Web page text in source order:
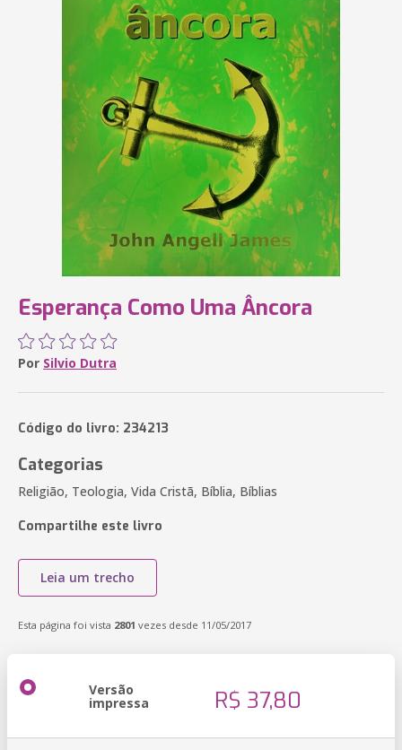
Esperança Como Uma Âncora
Por Silvio Dutra
Código do livro: 234213
Categorias
Religião, Teologia, Vida Cristã, Bíblia, Bíblias
Compartilhe este livro
Leia um trecho
Esta página foi vista 2801 vezes desde 11/05/2017
Versão
impressa R$ 37,80